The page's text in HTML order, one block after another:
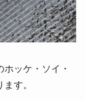
ッケ・ソイ・
す。